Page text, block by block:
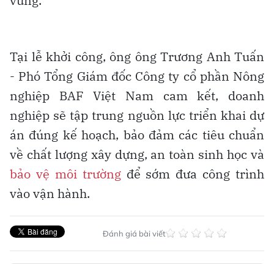
Tại lễ khởi công, ông ông Trương Anh Tuấn
- Phó Tổng Giám đốc Công ty cổ phần Nông
nghiệp BAF Việt Nam cam kết, doanh
nghiệp sẽ tập trung nguồn lực triển khai dự
án đúng kế hoạch, bảo đảm các tiêu chuẩn
về chất lượng xây dựng, an toàn sinh học và
bảo vệ môi trườngđể sớm đưa công trình
vào vận hành.
Đánh giá bài viết